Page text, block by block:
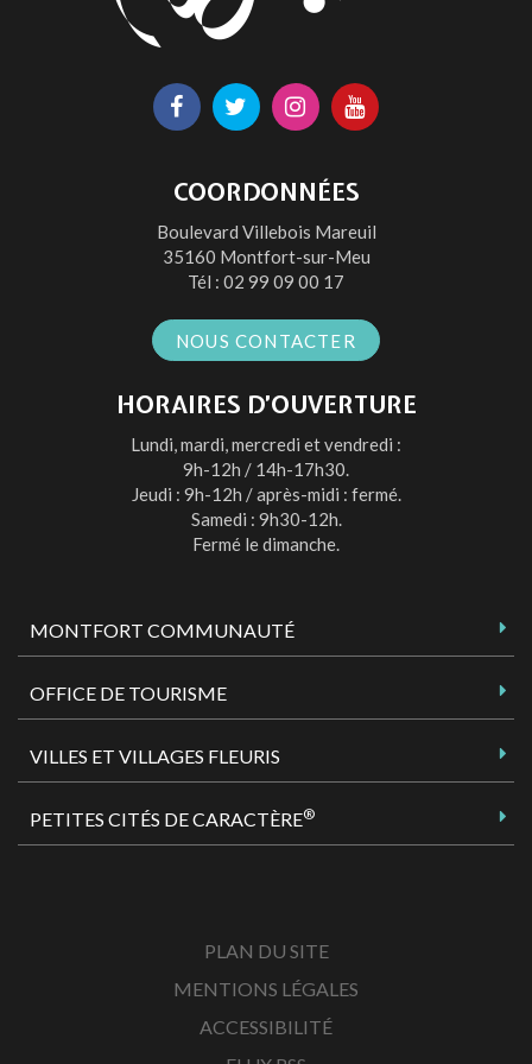
Lien
le
compte
Facebook
Lien
le
compte
Twitter
Lien
le
compte
Instagram
Lien
la
chaîne
Youtube
COORDONNÉES
Boulevard Villebois Mareuil
35160 Montfort-sur-Meu
Tél : 02 99 09 00 17
NOUS CONTACTER
HORAIRES D’OUVERTURE
Lundi, mardi, mercredi et vendredi :
9h-12h / 14h-17h30.
Jeudi : 9h-12h / après-midi : fermé.
Samedi : 9h30-12h.
Fermé le dimanche.
MONTFORT COMMUNAUTÉ
OFFICE DE TOURISME
VILLES ET VILLAGES FLEURIS
PETITES CITÉS DE CARACTÈRE®
PLAN DU SITE
MENTIONS LÉGALES
ACCESSIBILITÉ